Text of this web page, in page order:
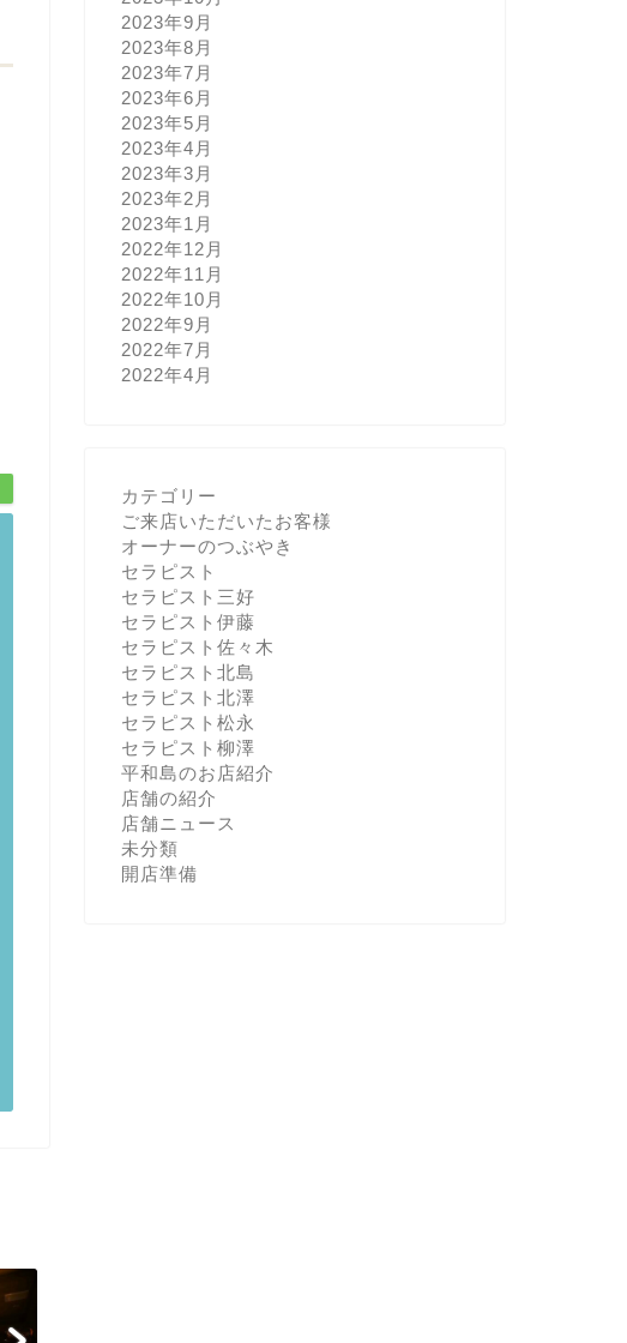
2023年9月
2023年8月
2023年7月
2023年6月
2023年5月
2023年4月
2023年3月
2023年2月
2023年1月
2022年12月
2022年11月
2022年10月
2022年9月
2022年7月
2022年4月
カテゴリー
ご来店いただいたお客様
オーナーのつぶやき
セラピスト
セラピスト三好
セラピスト伊藤
セラピスト佐々木
セラピスト北島
セラピスト北澤
セラピスト松永
セラピスト柳澤
平和島のお店紹介
店舗の紹介
店舗ニュース
未分類
開店準備